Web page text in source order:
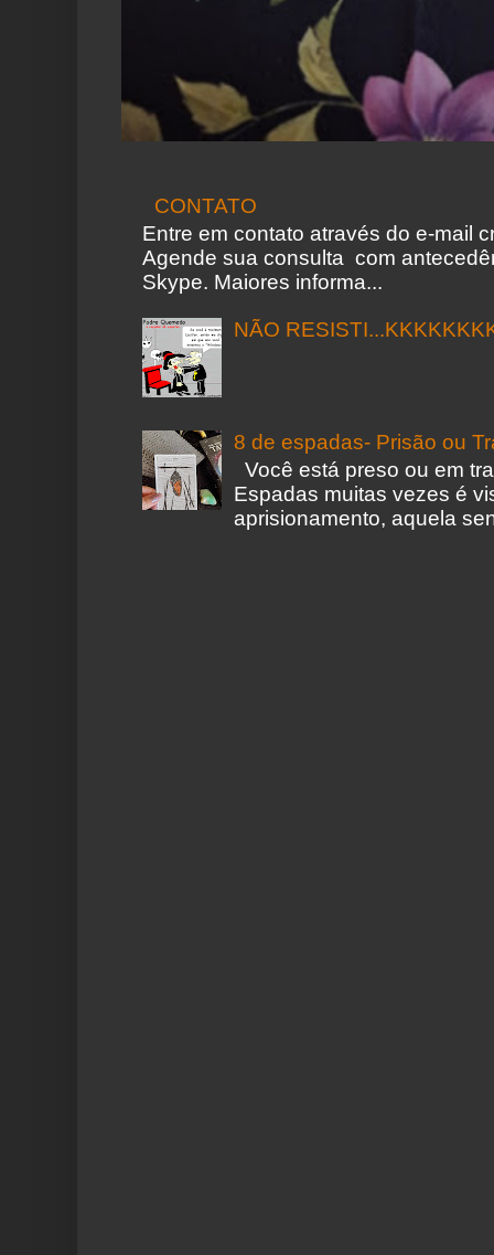
CONTATO
Entre em contato através do e-mail
Agende sua consulta com
Skype. Maiores informa...
NÃO
8 de espadas- Prisão ou
Você está preso ou em
Espadas muitas vezes é
aprisionamento, aquela